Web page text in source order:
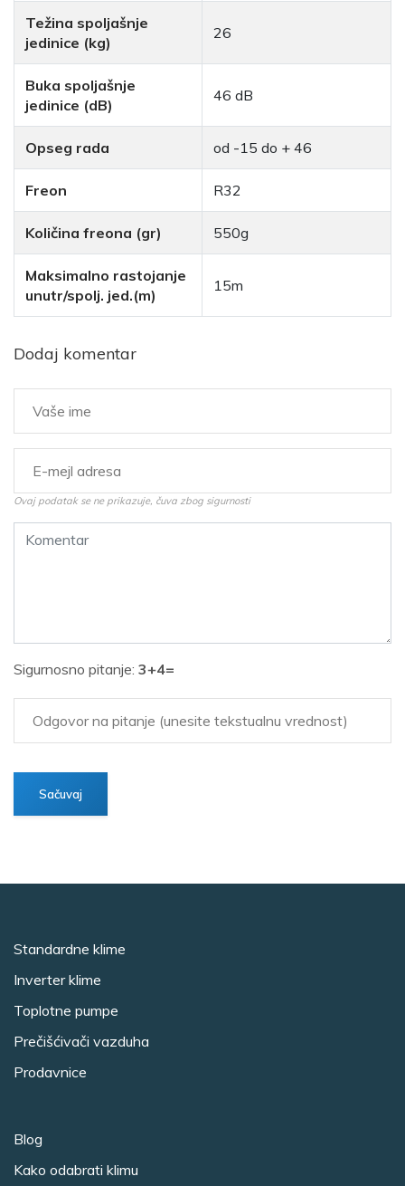
Težina spoljašnje
jedinice (kg)
26
Buka spoljašnje
jedinice (dB)
46 dB
Opseg rada od -15 do + 46
Freon R32
Količina freona (gr) 550g
Maksimalno rastojanje
unutr/spolj. jed.(m)
15m
Dodaj komentar
Ovaj podatak se ne prikazuje, čuva zbog sigurnosti
Sigurnosno pitanje: 3+4=
Standardne klime
Inverter klime
Toplotne pumpe
Prečišćivači vazduha
Prodavnice
Blog
Kako odabrati klimu